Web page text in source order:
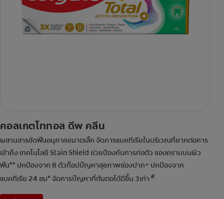
คอลเกตโททอล ดีพ คลีน
ผสานสารขัดฟันอนุภาคขนาดเล็ก จัดการแบคทีเรียในบริเวณที่ยากต่อการ
เข้าถึง เทคโนโลยี Stain Shield ช่วยป้องกันการก่อตัว ของคราบบนผิว
ฟัน** ปกป้องจาก 8 ตัวท็อปปัญหาสุขภาพช่องปาก^ ปกป้องจาก
แบคทีเรีย 24 ชม* จัดการปัญหาที่ต้นตอได้ดีขึ้น 3เท่า #